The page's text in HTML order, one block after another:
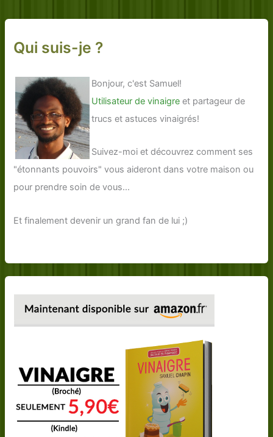
Qui suis-je ?
Bonjour, c'est Samuel!
Utilisateur de vinaigre et partageur de
trucs et astuces vinaigrés!
Suivez-moi et découvrez comment ses
"étonnants pouvoirs" vous aideront dans votre maison ou
pour prendre soin de vous...
Et finalement devenir un grand fan de lui ;)